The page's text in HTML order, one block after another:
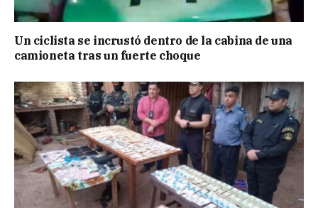
Un ciclista se incrustó dentro de la cabina de una
camioneta tras un fuerte choque